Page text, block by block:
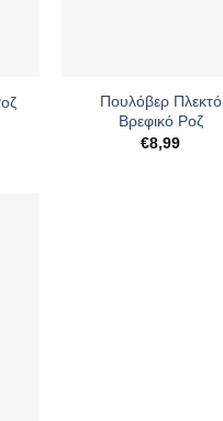
Πουλόβερ Πλεκτό
Βρεφικό Ροζ
€8,99